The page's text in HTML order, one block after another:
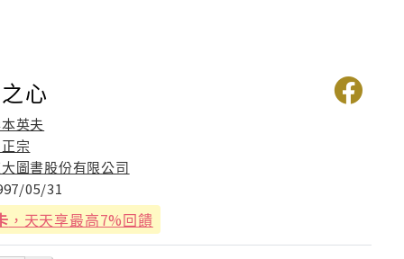
心
英夫
宗
圖書股份有限公司
05/31
，天天享最高7%回饋